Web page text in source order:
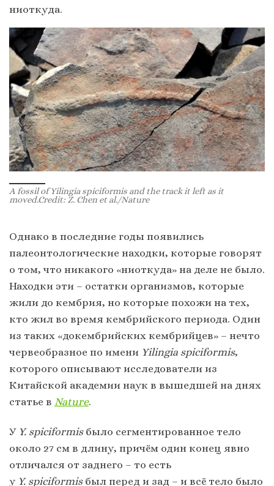
ниоткуда.
A fossil of Yilingia spiciformis and the track it left as it
moved.Credit: Z. Chen et al./Nature
Однако в последние годы появились
палеонтологические находки, которые говорят
о том, что никакого «ниоткуда» на деле не было.
Находки эти – остатки организмов, которые
жили до кембрия, но которые похожи на тех,
кто жил во время кембрийского периода. Один
из таких «докембрийских кембрийцев» – нечто
червеобразное по имени Yilingia spiciformis,
которого описывают исследователи из
Китайской академии наук в вышедшей на днях
статье в Nature.
У Y. spiciformisбыло сегментированное тело
около 27 см в длину, причём один конец явно
отличался от заднего – то есть
у Y. spiciformisбыл перед и зад – и всё тело было